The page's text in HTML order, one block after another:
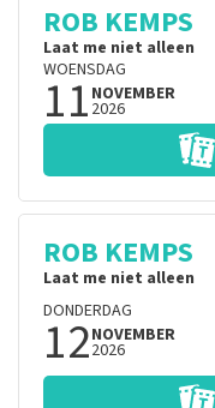
ROB KEMPS
Laat me niet alleen
WOENSDAG
11 NOVEMBER
2026
ROB KEMPS
Laat me niet alleen
DONDERDAG
12NOVEMBER
2026